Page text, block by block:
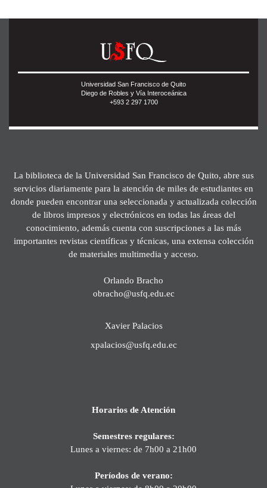
Universidad San Francisco de Quito
Diego de Robles y Vía Interoceánica
+593 2 297 1700
La biblioteca de la Universidad San Francisco de Quito, abre sus
servicios diariamente para la atención de miles de estudiantes en
donde pueden encontrar una seleccionada y actualizada colección
de libros impresos y electrónicos en todas las áreas del
conocimiento, además cuenta con suscripciones a las más
importantes revistas científicas y técnicas, una extensa colección
de materiales multimedia y acceso.
Orlando Bracho
obracho@usfq.edu.ec
Xavier Palacios
xpalacios@usfq.edu.ec
Horarios de Atención
Semestres regulares:
Lunes a viernes: de 7h00 a 21h00
Períodos de verano: